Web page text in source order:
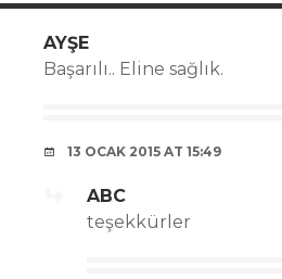
AYŞE
Başarılı.. Eline sağlık.
13 OCAK 2015 AT 15:49
ABC
teşekkürler